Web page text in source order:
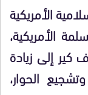
الأمريكية
الأمريكية،
كير إلى زيادة
الحوار،